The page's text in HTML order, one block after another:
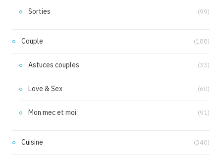
Sorties (99)
Couple (188)
Astuces couples (33)
Love & Sex (60)
Mon mec et moi (91)
Cuisine (340)